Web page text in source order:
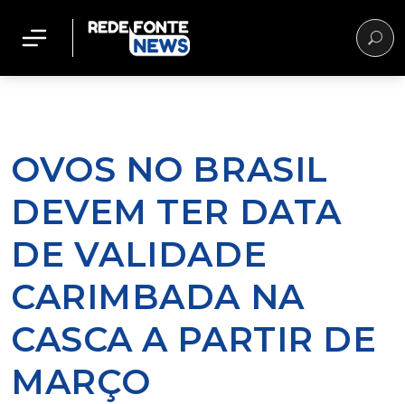
OVOS NO BRASIL
DEVEM TER DATA
DE VALIDADE
CARIMBADA NA
CASCA A PARTIR DE
MARÇO